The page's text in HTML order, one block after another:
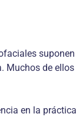
de
en la